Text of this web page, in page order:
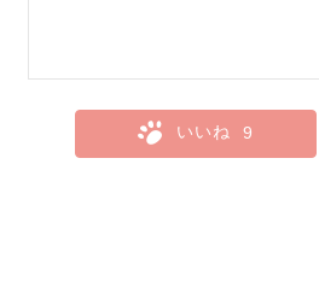
いいね 9